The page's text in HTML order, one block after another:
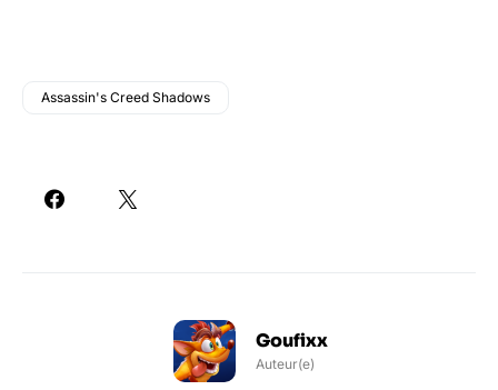
Assassin's Creed Shadows
Goufixx
Auteur(e)